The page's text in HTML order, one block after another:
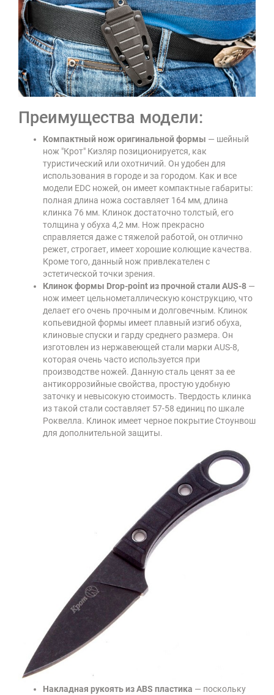
Преимущества модели:
Компактный нож оригинальной формы — шейный
нож "Крот" Кизляр позиционируется, как
туристический или охотничий. Он удобен для
использования в городе и за городом. Как и все
модели EDC ножей, он имеет компактные габариты:
полная длина ножа составляет 164 мм, длина
клинка 76 мм. Клинок достаточно толстый, его
толщина у обуха 4,2 мм. Нож прекрасно
справляется даже с тяжелой работой, он отлично
режет, строгает, имеет хорошие колющие качества.
Кроме того, данный нож привлекателен с
эстетической точки зрения.
Клинок формы Drop-point из прочной стали AUS-8 —
нож имеет цельнометаллическую конструкцию, что
делает его очень прочным и долговечным. Клинок
копьевидной формы имеет плавный изгиб обуха,
клиновые спуски и гарду среднего размера. Он
изготовлен из нержавеющей стали марки AUS-8,
которая очень часто используется при
производстве ножей. Данную сталь ценят за ее
антикоррозийные свойства, простую удобную
заточку и невысокую стоимость. Твердость клинка
из такой стали составляет 57-58 единиц по шкале
Роквелла. Клинок имеет черное покрытие Стоунвош
для дополнительной защиты.
Накладная рукоять из ABS пластика — поскольку